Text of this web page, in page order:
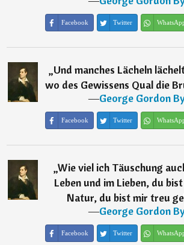
Facebook Twitter
„Und manches Lächeln
wo des Gewissens Qual die
―George Gordon
Facebook Twitter
„Wie viel ich Täuschung
Leben und im Lieben, du
Natur, du bist mir treu
―George Gordon
Facebook Twitter